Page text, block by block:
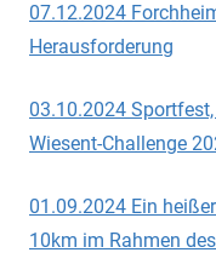
07.12.2024
Herausforderung
03.10.2024
Wiesent-Challenge
01.09.2024 Ein
10km im Rahmen